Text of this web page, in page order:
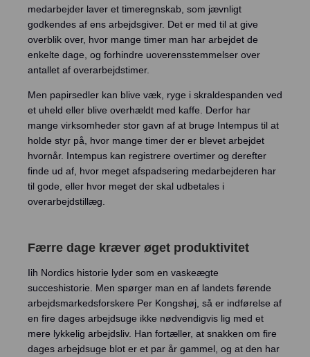
medarbejder laver et timeregnskab, som jævnligt
godkendes af ens arbejdsgiver. Det er med til at give
overblik over, hvor mange timer man har arbejdet de
enkelte dage, og forhindre uoverensstemmelser over
antallet af overarbejdstimer.
Men papirsedler kan blive væk, ryge i skraldespanden ved
et uheld eller blive overhældt med kaffe. Derfor har
mange virksomheder stor gavn af at bruge Intempus til at
holde styr på, hvor mange timer der er blevet arbejdet
hvornår. Intempus kan registrere overtimer og derefter
finde ud af, hvor meget afspadsering medarbejderen har
til gode, eller hvor meget der skal udbetales i
overarbejdstillæg.
Færre dage kræver øget produktivitet
Iih Nordics historie lyder som en vaskeægte
succeshistorie. Men spørger man en af landets førende
arbejdsmarkedsforskere Per Kongshøj, så er indførelse af
en fire dages arbejdsuge ikke nødvendigvis lig med et
mere lykkelig arbejdsliv. Han fortæller, at snakken om fire
dages arbejdsuge blot er et par år gammel, og at den har